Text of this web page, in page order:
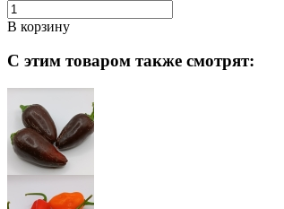
В корзину
С этим товаром также смотрят: